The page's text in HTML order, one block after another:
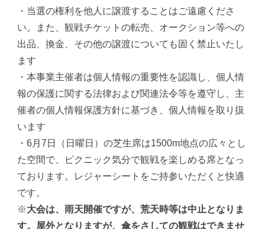
・当選の権利を他人に譲渡することはご遠慮くださ
い。また、観戦チケットの転売、オークション等への
出品、換金、その他の譲渡についても固く禁止いたし
ます
・本事業主催者は個人情報の重要性を認識し、個人情
報の保護に関する法律および関連法令等を遵守し、主
催者の個人情報保護方針に基づき、個人情報を取り扱
います
・6月7日（日曜日）の芝生席は1500m地点の広々とし
た空間で、ピクニック気分で観戦を楽しめる席となっ
ております。レジャーシートをご持参いただくと快適
です。
※大会は、雨天開催ですが、荒天時等は中止となりま
す。屋外となりますが、傘をさしての観戦はできませ